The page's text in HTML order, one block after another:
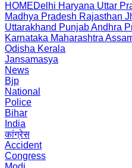
HOMEDelhi Haryana Uttar
Madhya Pradesh Rajasthan
Uttarakhand PunjabAndhra
Karnataka Maharashtra
Odisha Kerala
Jansamasya
News
Bjp
National
Police
Bihar
India
कांग्रेस
Accident
Congress